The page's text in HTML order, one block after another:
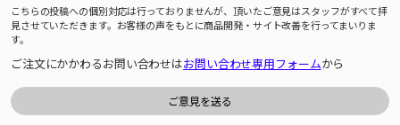
こちらの投稿への個別対応は行っておりませんが、頂いたご意見はスタッフがすべて拝
見させていただきます。お客様の声をもとに商品開発・サイト改善を行ってまいりま
す。
ご注文にかかわるお問い合わせはお問い合わせ専用フォームから